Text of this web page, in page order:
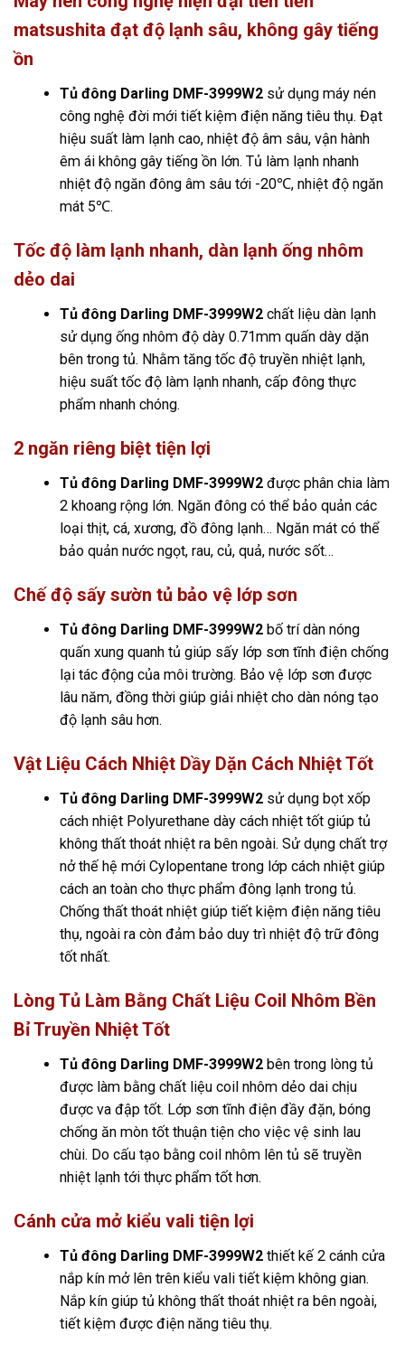
matsushita đạt độ lạnh sâu, không gây tiếng
ồn
Tủ đông Darling DMF-3999W2 sử dụng máy nén
công nghệ đời mới tiết kiệm điện năng tiêu thụ. Đạt
hiệu suất làm lạnh cao, nhiệt độ âm sâu, vận hành
êm ái không gây tiếng ồn lớn. Tủ làm lạnh nhanh
nhiệt độ ngăn đông âm sâu tới -20℃, nhiệt độ ngăn
mát 5℃.
Tốc độ làm lạnh nhanh, dàn lạnh ống nhôm
dẻo dai
Tủ đông Darling DMF-3999W2 chất liệu dàn lạnh
sử dụng ống nhôm độ dày 0.71mm quấn dày dặn
bên trong tủ. Nhằm tăng tốc độ truyền nhiệt lạnh,
hiệu suất tốc độ làm lạnh nhanh, cấp đông thực
phẩm nhanh chóng.
2 ngăn riêng biệt tiện lợi
Tủ đông Darling DMF-3999W2 được phân chia làm
2 khoang rộng lớn. Ngăn đông có thể bảo quản các
loại thịt, cá, xương, đồ đông lạnh… Ngăn mát có thể
bảo quản nước ngọt, rau, củ, quả, nước sốt…
Chế độ sấy sườn tủ bảo vệ lớp sơn
Tủ đông Darling DMF-3999W2 bố trí dàn nóng
quấn xung quanh tủ giúp sấy lớp sơn tĩnh điện chống
lại tác động của môi trường. Bảo vệ lớp sơn được
lâu năm, đồng thời giúp giải nhiệt cho dàn nóng tạo
độ lạnh sâu hơn.
Vật Liệu Cách Nhiệt Dầy Dặn Cách Nhiệt Tốt
Tủ đông Darling DMF-3999W2 sử dụng bọt xốp
cách nhiệt Polyurethane dày cách nhiệt tốt giúp tủ
không thất thoát nhiệt ra bên ngoài. Sử dụng chất trợ
nở thế hệ mới Cylopentane trong lớp cách nhiệt giúp
cách an toàn cho thực phẩm đông lạnh trong tủ.
Chống thất thoát nhiệt giúp tiết kiệm điện năng tiêu
thụ, ngoài ra còn đảm bảo duy trì nhiệt độ trữ đông
tốt nhất.
Lòng Tủ Làm Bằng Chất Liệu Coil Nhôm Bền
Bỉ Truyền Nhiệt Tốt
Tủ đông Darling DMF-3999W2 bên trong lòng tủ
được làm bằng chất liệu coil nhôm dẻo dai chịu
được va đập tốt. Lớp sơn tĩnh điện đầy đặn, bóng
chống ăn mòn tốt thuận tiện cho việc vệ sinh lau
chùi. Do cấu tạo bằng coil nhôm lên tủ sẽ truyền
nhiệt lạnh tới thực phẩm tốt hơn.
Cánh cửa mở kiểu vali tiện lợi
Tủ đông Darling DMF-3999W2 thiết kế 2 cánh cửa
nắp kín mở lên trên kiểu vali tiết kiệm không gian.
Nắp kín giúp tủ không thất thoát nhiệt ra bên ngoài,
tiết kiệm được điện năng tiêu thụ.